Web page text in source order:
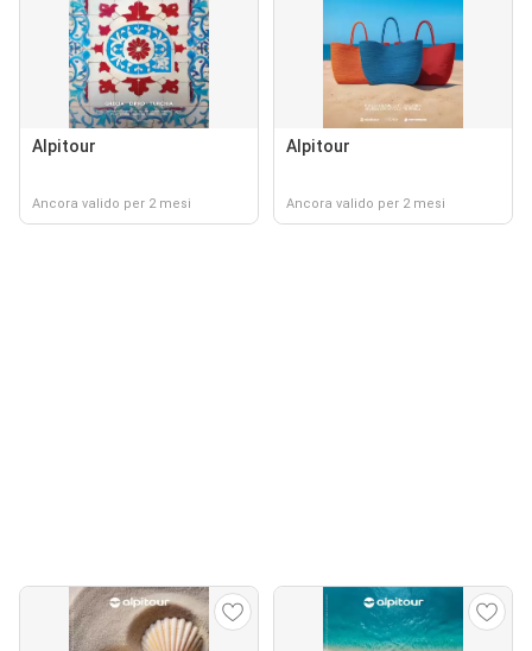
Alpitour
Ancora valido per 2 mesi
Alpitour
Ancora valido per 2 mesi